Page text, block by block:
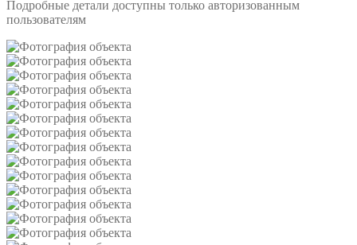
Подробные детали доступны только авторизованным
пользователям